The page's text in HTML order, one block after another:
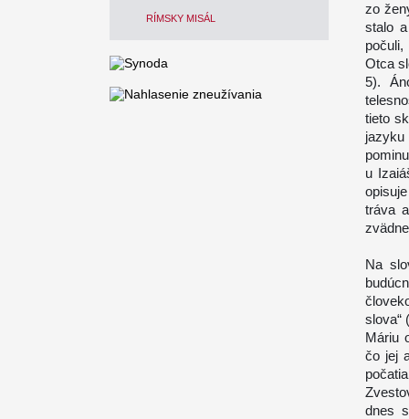
RÍMSKY MISÁL
zo
stalo
Otca
5).
tieto
u
tráva
Na
slova“
Máriu
čo jej
dnes